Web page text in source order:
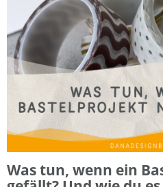
Was tun, wenn ein